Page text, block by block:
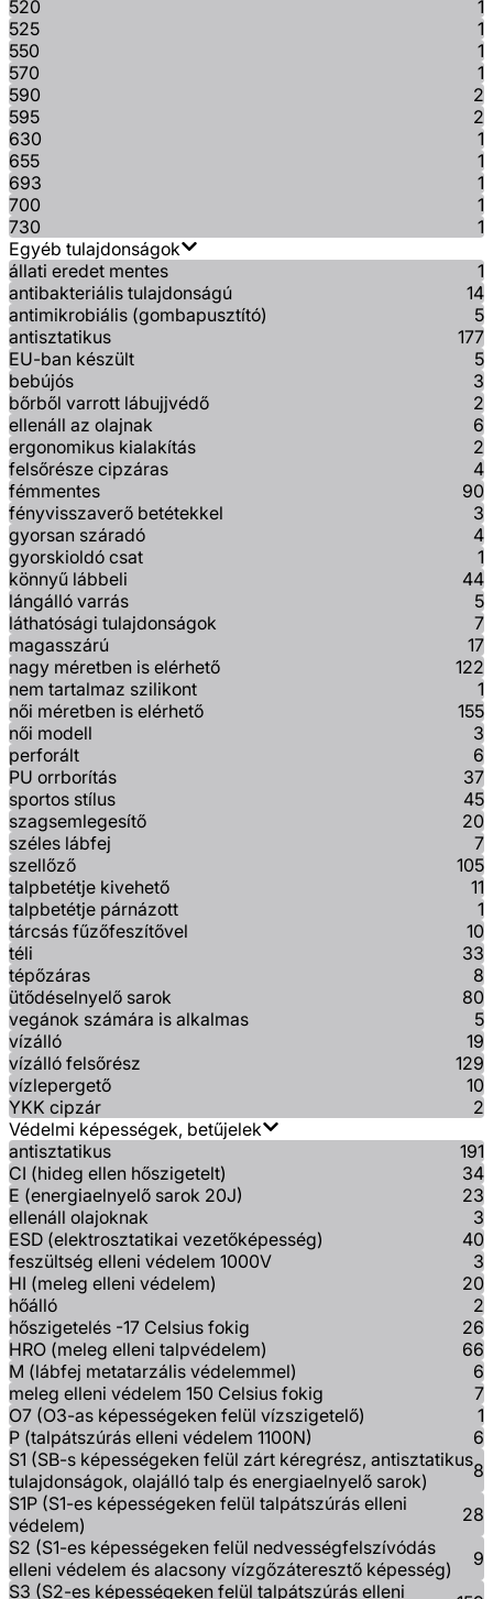
520
1
525
1
550
1
570
1
590
2
595
2
630
1
655
1
693
1
700
1
730
1
Egyéb tulajdonságok
állati eredet mentes
1
antibakteriális tulajdonságú
14
antimikrobiális (gombapusztító)
5
antisztatikus
177
EU-ban készült
5
bebújós
3
bőrből varrott lábujjvédő
2
ellenáll az olajnak
6
ergonomikus kialakítás
2
felsőrésze cipzáras
4
fémmentes
90
fényvisszaverő betétekkel
3
gyorsan száradó
4
gyorskioldó csat
1
könnyű lábbeli
44
lángálló varrás
5
láthatósági tulajdonságok
7
magasszárú
17
nagy méretben is elérhető
122
nem tartalmaz szilikont
1
női méretben is elérhető
155
női modell
3
perforált
6
PU orrborítás
37
sportos stílus
45
szagsemlegesítő
20
széles lábfej
7
szellőző
105
talpbetétje kivehető
11
talpbetétje párnázott
1
tárcsás fűzőfeszítővel
10
téli
33
tépőzáras
8
ütődéselnyelő sarok
80
vegánok számára is alkalmas
5
vízálló
19
vízálló felsőrész
129
vízlepergető
10
YKK cipzár
2
Védelmi képességek, betűjelek
antisztatikus
191
CI (hideg ellen hőszigetelt)
34
E (energiaelnyelő sarok 20J)
23
ellenáll olajoknak
3
ESD (elektrosztatikai vezetőképesség)
40
feszültség elleni védelem 1000V
3
HI (meleg elleni védelem)
20
hőálló
2
hőszigetelés -17 Celsius fokig
26
HRO (meleg elleni talpvédelem)
66
M (lábfej metatarzális védelemmel)
6
meleg elleni védelem 150 Celsius fokig
7
O7 (O3-as képességeken felül vízszigetelő)
1
P (talpátszúrás elleni védelem 1100N)
6
S1 (SB-s képességeken felül zárt kéregrész, antisztatikus
tulajdonságok, olajálló talp és energiaelnyelő sarok)
8
S1P (S1-es képességeken felül talpátszúrás elleni
védelem)
28
S2 (S1-es képességeken felül nedvességfelszívódás
elleni védelem és alacsony vízgőzáteresztő képesség)
9
S3 (S2-es képességeken felül talpátszúrás elleni